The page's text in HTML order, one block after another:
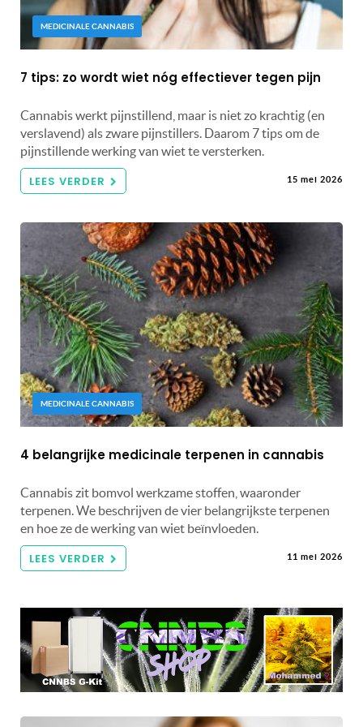
MEDICINALE CANNABIS
7 tips: zo wordt wiet nóg effectiever tegen pijn
Cannabis werkt pijnstillend, maar is niet zo krachtig (en
verslavend) als zware pijnstillers. Daarom 7 tips om de
pijnstillende werking van wiet te versterken.
LEES VERDER 15 mei 2026
MEDICINALE CANNABIS
4 belangrijke medicinale terpenen in cannabis
Cannabis zit bomvol werkzame stoffen, waaronder
terpenen. We beschrijven de vier belangrijkste terpenen
en hoe ze de werking van wiet beïnvloeden.
LEES VERDER 11 mei 2026